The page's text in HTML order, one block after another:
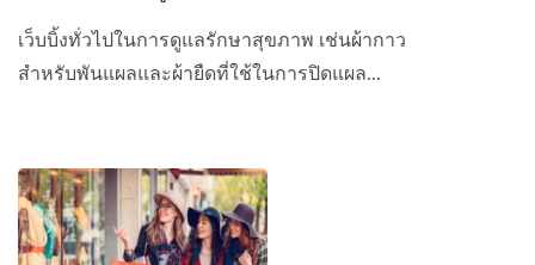
เว็บบิ้งทั่วไปในการดูแลรักษาสุขภาพ เช่นผ้ากาว
สำหรับพันแผลและผ้ายืดที่ใช้ในการปิดแผล...